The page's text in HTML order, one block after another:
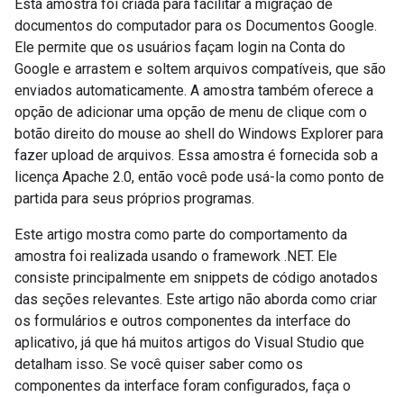
Esta amostra foi criada para facilitar a migração de
documentos do computador para os Documentos Google.
Ele permite que os usuários façam login na Conta do
Google e arrastem e soltem arquivos compatíveis, que são
enviados automaticamente. A amostra também oferece a
opção de adicionar uma opção de menu de clique com o
botão direito do mouse ao shell do Windows Explorer para
fazer upload de arquivos. Essa amostra é fornecida sob a
licença Apache 2.0, então você pode usá-la como ponto de
partida para seus próprios programas.
Este artigo mostra como parte do comportamento da
amostra foi realizada usando o framework .NET. Ele
consiste principalmente em snippets de código anotados
das seções relevantes. Este artigo não aborda como criar
os formulários e outros componentes da interface do
aplicativo, já que há muitos artigos do Visual Studio que
detalham isso. Se você quiser saber como os
componentes da interface foram configurados, faça o